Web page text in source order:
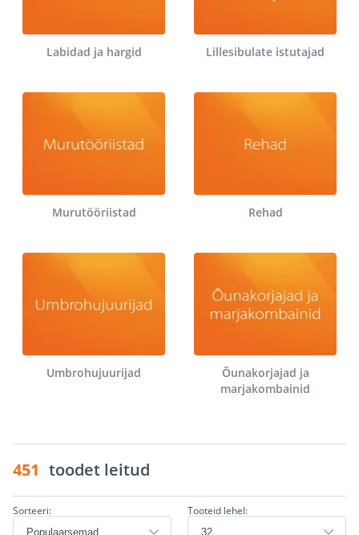
Labidad ja hargid Lillesibulate istutajad
Murutööriistad Rehad
Umbrohujuurijad
Õunakorjajad ja
marjakombainid
451 toodet leitud
Sorteeri: Tooteid lehel: